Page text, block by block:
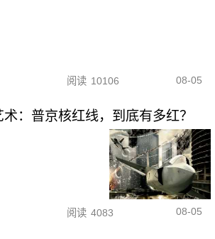
阅读 10106 08-05
：普京核红线，到底有多红？
阅读 4083 08-05